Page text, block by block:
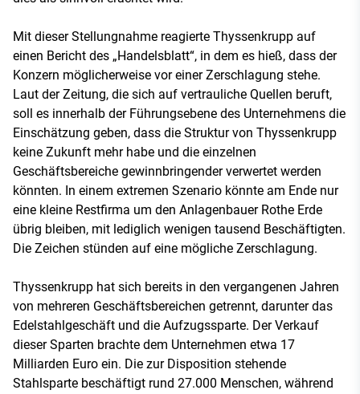
Mit dieser Stellungnahme reagierte Thyssenkrupp auf
einen Bericht des „Handelsblatt“, in dem es hieß, dass der
Konzern möglicherweise vor einer Zerschlagung stehe.
Laut der Zeitung, die sich auf vertrauliche Quellen beruft,
soll es innerhalb der Führungsebene des Unternehmens die
Einschätzung geben, dass die Struktur von Thyssenkrupp
keine Zukunft mehr habe und die einzelnen
Geschäftsbereiche gewinnbringender verwertet werden
könnten. In einem extremen Szenario könnte am Ende nur
eine kleine Restfirma um den Anlagenbauer Rothe Erde
übrig bleiben, mit lediglich wenigen tausend Beschäftigten.
Die Zeichen stünden auf eine mögliche Zerschlagung.
Thyssenkrupp hat sich bereits in den vergangenen Jahren
von mehreren Geschäftsbereichen getrennt, darunter das
Edelstahlgeschäft und die Aufzugssparte. Der Verkauf
dieser Sparten brachte dem Unternehmen etwa 17
Milliarden Euro ein. Die zur Disposition stehende
Stahlsparte beschäftigt rund 27.000 Menschen, während